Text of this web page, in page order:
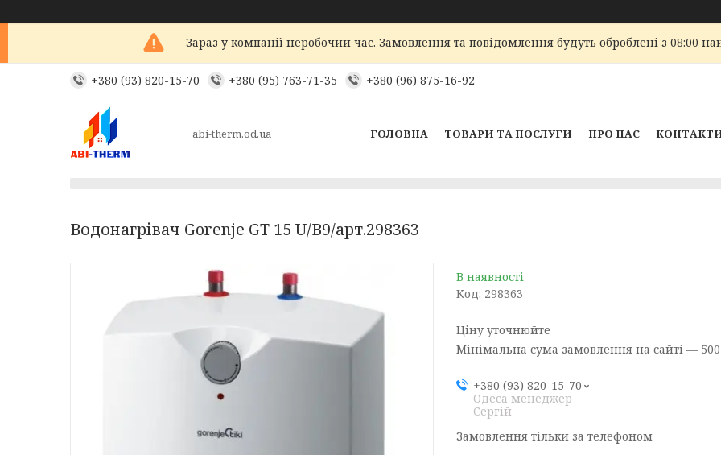
Зараз у компанії неробочий час. Замовлення та повідомлення будуть оброблені з 08:00
+380 (93) 820-15-70 +380 (95) 763-71-35 +380 (96) 875-16-92
abi-therm.od.ua ГОЛОВНА ТОВАРИ ТА ПОСЛУГИ ПРО НАС
Водонагрівач Gorenje GT 15 U/В9/арт.298363
В наявності
Код: 298363
Ціну уточнюйте
Мінімальна сума замовлення на сайті —
+380 (93) 820-15-70
Одеса менеджер
Сергій
Замовлення тільки за телефоном